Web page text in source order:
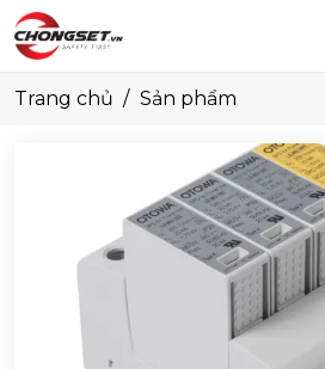
Trang chủ Sản phẩm